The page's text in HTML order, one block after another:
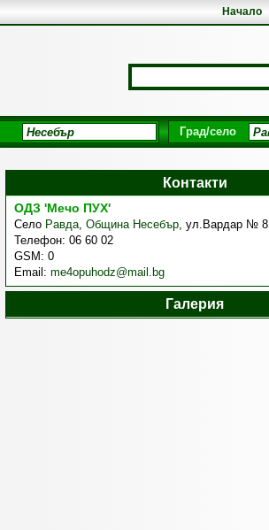
Начало
Град/село
Контакти
ОДЗ 'Мечо ПУХ'
Село Равда, Община Несебър, ул.Вардар № 8
Телефон: 06 60 02
GSM: 0
Email: me4opuhodz@mail.bg
Галерия